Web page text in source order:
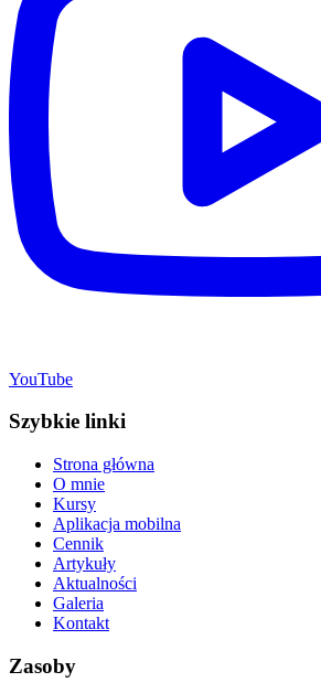
YouTube
Szybkie linki
Strona główna
O mnie
Kursy
Aplikacja mobilna
Cennik
Artykuły
Aktualności
Galeria
Kontakt
Zasoby